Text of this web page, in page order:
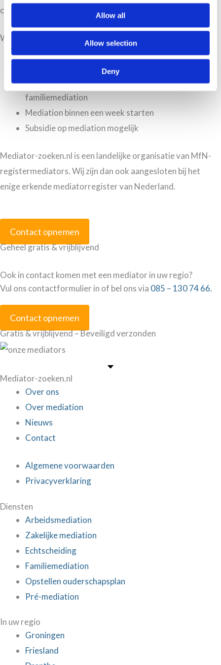
Allow all
Allow selection
Deny
compromis wordt gesloten.
Waarom Mediator-zoeken.nl?
Meer dan 20 jaar expertise
Scheiden, arbeidsmediation, zakelijke en
familiemediation
Mediation binnen een week starten
Subsidie op mediation mogelijk
Mediator-zoeken.nl is een landelijke organisatie van MfN-
registermediators. Wij zijn dan ook aangesloten bij het
enige erkende mediatorregister van Nederland.
Contact opnemen
Geheel gratis & vrijblijvend
Ook in contact komen met een mediator in uw regio?
Vul ons contactformulier in of bel ons via 085 – 130 74 66.
Contact opnemen
Gratis & vrijblijvend – Beveiligd verzonden
Mediator-zoeken.nl
Over ons
Over mediation
Nieuws
Contact
Algemene voorwaarden
Privacyverklaring
Diensten
Arbeidsmediation
Zakelijke mediation
Echtscheiding
Familiemediation
Opstellen ouderschapsplan
Pré-mediation
In uw regio
Groningen
Friesland